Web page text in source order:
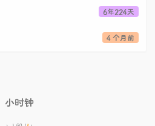
6年224天
4 个月前
小时钟